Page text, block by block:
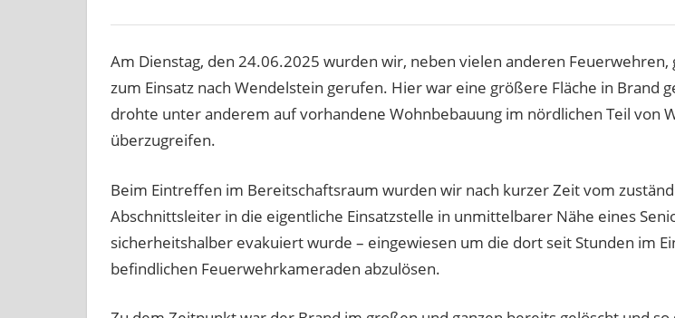
Am Dienstag, den 24.06.2025 wurden wir, neben vielen anderen Feuerwehren,
zum Einsatz nach Wendelstein gerufen. Hier war eine größere Fläche in Brand
drohte unter anderem auf vorhandene Wohnbebauung im nördlichen Teil von
überzugreifen.
Beim Eintreffen im Bereitschaftsraum wurden wir nach kurzer Zeit vom
Abschnittsleiter in die eigentliche Einsatzstelle in unmittelbarer Nähe eines
sicherheitshalber evakuiert wurde – eingewiesen um die dort seit Stunden im
befindlichen Feuerwehrkameraden abzulösen.